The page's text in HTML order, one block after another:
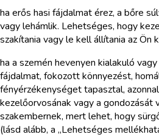
ha erős hasi fájdalmat érez, a bőre
vagy lehámlik. Lehetséges, hogy
szakítania vagy le kell állítania az Ön
ha a szemén hevenyen kialakuló
fájdalmat, fokozott könnyezést,
fényérzékenységet tapasztal,
kezelőorvosának vagy a gondozását
szakembernek, mert lehet, hogy
(lásd alább, a „Lehetséges